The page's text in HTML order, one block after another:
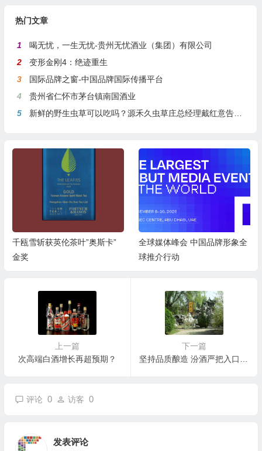
热门文章
1
喝无忧，一生无忧-贵州无忧酒业（集团）有限公司
2
变形金刚4：绝迹重生
3
国际品牌之窗-中国品牌国际传播平台
4
贵州省仁怀市茅台镇南国酒业
5
新鲜的野生虫草可以吃吗？源禾久虫草庄总经理戴红意告诉你
千瓯雪斩获英伦茶叶”奥斯卡”
金奖
全球媒体峰会 中国品牌形象全
球推介行动
上一篇
次高端白酒增长再超预期？
下一篇
评论 0 访客 0
发表评论